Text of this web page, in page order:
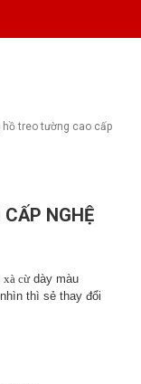
treo tường cao cấp
NGHỆ
xà cừdày màu
thì sẻ thay đổi